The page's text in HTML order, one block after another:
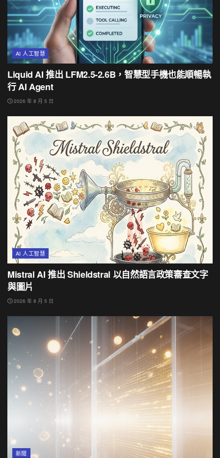
AI 人工智慧
Liquid AI 推出 LFM2.5-2.6B，智慧型手機也能順暢執
行 AI Agent
2026 年 8 月 5 日
AI 人工智慧
Mistral AI 推出 Shieldstral 以自然語言政策審查文字
與圖片
2026 年 8 月 5 日
新聞